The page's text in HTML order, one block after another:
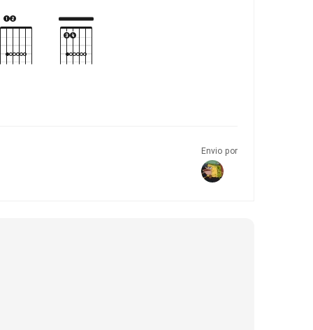
Envio por